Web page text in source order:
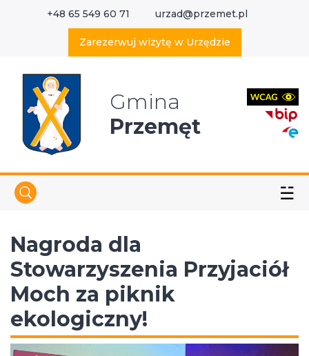
+48 65 549 60 71 urzad@przemet.pl
Zarezerwuj wizytę w Urzędzie
Gmina
Przemęt
☱
Nagroda dla
Stowarzyszenia Przyjaciół
Moch za piknik
ekologiczny!
Wyszukaj w serwisie